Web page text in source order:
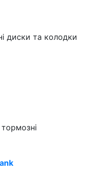
диски та колодки